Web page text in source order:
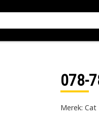
078-
Merek: Cat